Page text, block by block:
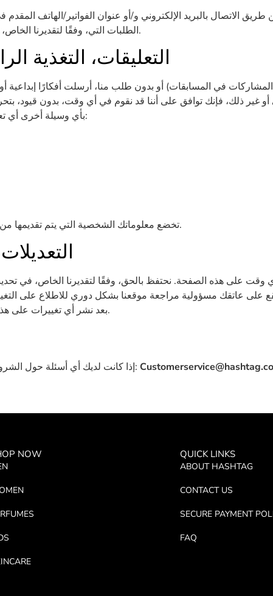
الاتصال بالبريد الإلكتروني و/أو عنوان الفواتير/الهاتف
الطلبات التي، وفقًا لتقديرنا الخاص، تبدو وكأنها مقدمة من تجار أو موزعين أو بائعين.
التعليقات، التغذية
في المسابقات) أو بدون طلب منا، أرسلت أفكارًا
أو غير ذلك، فإنك توافق على أننا قد نقوم في أي وقت، بدون قيود،
بأي وسيلة أخرى أي تعليقات تقوم بإرسالها إلينا. نحن ولسنا ملزمين بـ:
تخضع معلوماتك الشخصية التي يتم تقديمها من خلال المتجر إلى سياسة الخصوصية الخاصة بنا.
على هذه الصفحة. نحتفظ بالحق، وفقًا لتقديرنا الخاص، في
على عاتقك مسؤولية مراجعة موقعنا بشكل دوري للاطلاع على
بعد نشر أي تغييرات على هذه الشروط والأحكام يشكل قبولًا لتلك التغييرات.
إذا كانت لديك أي أسئلة حول الشروط والأحكام الخاصة بخدمتنا، يرجى إرسالها إلى:
NOW QUICK LINKS
ABOUT HASHTAG
CONTACT US
SECURE PAYMENT
FAQ